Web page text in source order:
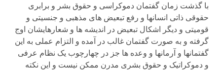
با گذشت زمان گفتمان دموکراسی و حقوق بشر و برابری
حقوقی ذاتی انسانها و رفع تبعیض های مذهبی و جنسیتی و
قومیتی و دیگر اشکال تبعیض در اندیشه ها و شعارهایشان اوج
گرفته و به صورت گفتمان غالب در آمده و التزام عملی به این
گفتمانها و آرمانها و وعده ها جز در چهارچوب یک نظام عرفی
و دموکراتیک و حقوق بشری مدرن ممکن نیست و این نکته